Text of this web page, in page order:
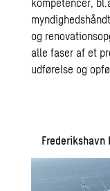
og
alle faser af et
udførelse og
Frederikshavn
Frederikshavn